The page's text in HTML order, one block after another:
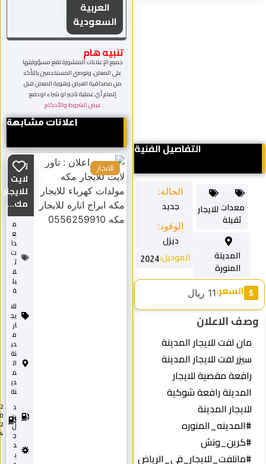
التفاصيل الفنية
الحالة:
جديد
الوقود:
ديزل
الموديل:2024
المدينة
المنورة
معدات
ثقيلة
للايجار
السعر:11 ريال
وصف الاعلان
مان لفت للايجار المدينة
سيزر لفت للايجار المدينة
رافعة مقصية للايجار
المدينة رافعة شوكية
للايجار المدينة
#المدينه_المنوره
#كرين_ونش
#مانلفت_للايجار_في_الرياض
العربية
السعودية
تنبيه هام
جميع الإعلانات المنشورة تقع مسؤوليتها
على المعلن، ونوصي المستخدمين بالتأكد
من مصداقية العرض وهوية المعلن قبل
إتمام أي عملية تاجير او شراء او دفع
عرض الشروط والأحكام
اعلانات مشابهة
تاور
لايت
للايجار
مك...
م
ع
دا
ت
ق
يل
ة
للا
يج
ار
م
دي
نة
م
دي
نة
يز
ل
د
2
0
2
4
للايجار